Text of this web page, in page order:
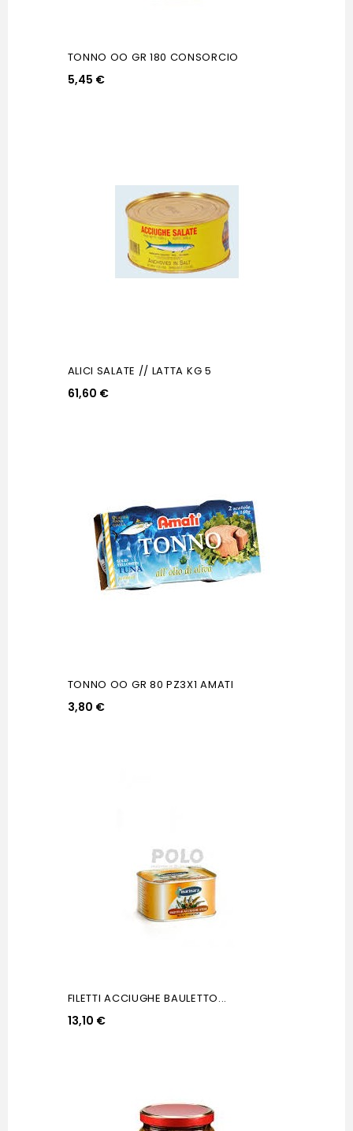
TONNO OO GR 180 CONSORCIO
5,45 €
ALICI SALATE // LATTA KG 5
61,60 €
TONNO OO GR 80 PZ3X1 AMATI
3,80 €
FILETTI ACCIUGHE BAULETTO...
13,10 €